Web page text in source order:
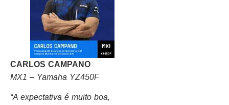
CARLOS CAMPANO
MX1 – Yamaha YZ450F
“A expectativa é muito boa,